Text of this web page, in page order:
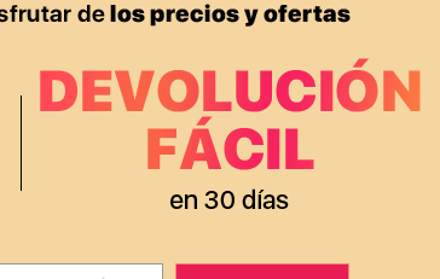
PROMOCIONES Y NOTICIAS DE SHEIN